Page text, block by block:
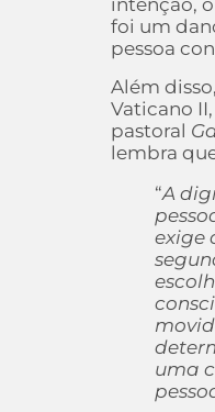
intenção,
foi um
pessoa
Além
Vaticano
pastoral
lembra
“A
exige
uma